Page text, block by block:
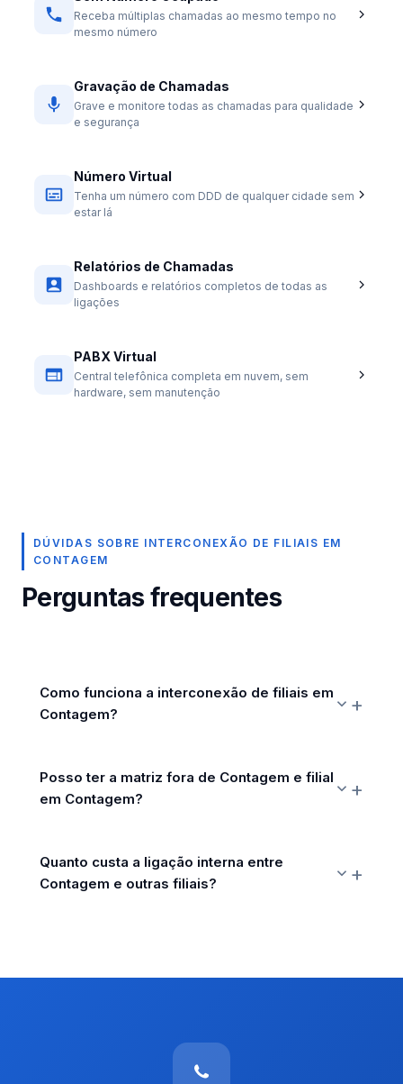
Receba múltiplas chamadas ao mesmo tempo no
mesmo número
Gravação de Chamadas
Grave e monitore todas as chamadas para qualidade
e segurança
Número Virtual
Tenha um número com DDD de qualquer cidade sem
estar lá
Relatórios de Chamadas
Dashboards e relatórios completos de todas as
ligações
PABX Virtual
Central telefônica completa em nuvem, sem
hardware, sem manutenção
DÚVIDAS SOBRE INTERCONEXÃO DE FILIAIS EM
CONTAGEM
Perguntas frequentes
Como funciona a interconexão de filiais em
Contagem?
Posso ter a matriz fora de Contagem e filial
em Contagem?
Quanto custa a ligação interna entre
Contagem e outras filiais?